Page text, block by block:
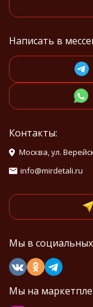
Написать в
Контакты:
Москва, ул.
info@mirdetali.ru
Мы в социальных
Мы на